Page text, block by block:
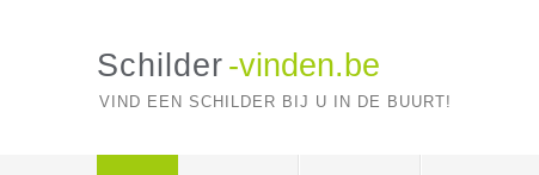
Schilder -vinden.be
VIND EEN SCHILDER BIJ U IN DE BUURT!